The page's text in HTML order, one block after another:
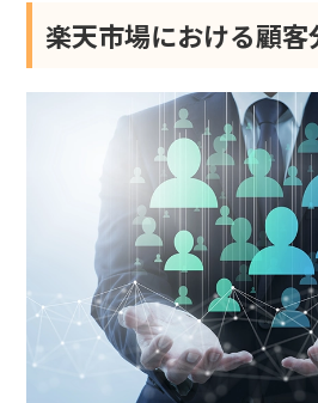
楽天市場における顧